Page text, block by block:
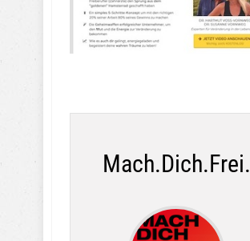
Mach.Dich.Frei.